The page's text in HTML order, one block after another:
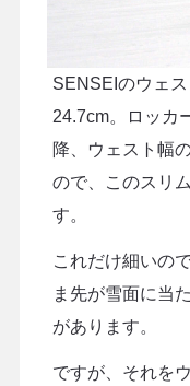
SENSEIのウェ
24.7cm。ロッカ
降、ウェスト幅
ので、このスリ
す。
これだけ細いの
ま先が雪面に当
があります。
ですが、それを